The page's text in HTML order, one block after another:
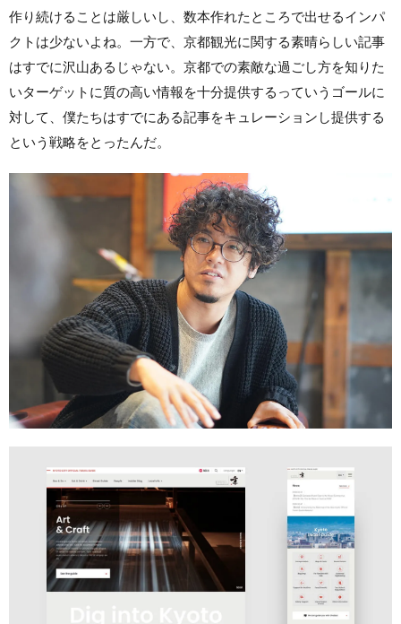
作り続けることは厳しいし、数本作れたところで出せるインパ
クトは少ないよね。一方で、京都観光に関する素晴らしい記事
はすでに沢山あるじゃない。京都での素敵な過ごし方を知りた
いターゲットに質の高い情報を十分提供するっていうゴールに
対して、僕たちはすでにある記事をキュレーションし提供する
という戦略をとったんだ。